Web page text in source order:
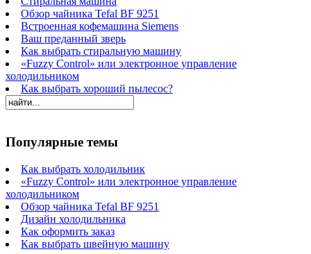
Обзор чайника Tefal BF 9251
Встроенная кофемашина Siemens
Ваш преданный зверь
Как выбрать стиральную машину
«Fuzzy Control» или электронное управление
холодильником
Как выбрать хороший пылесос?
Популярные темы
Как выбрать холодильник
«Fuzzy Control» или электронное управление
холодильником
Обзор чайника Tefal BF 9251
Дизайн холодильника
Как оформить заказ
Как выбрать швейную машину